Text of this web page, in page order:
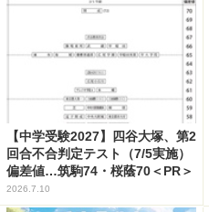
【中学受験2027】四谷大塚、第2
回合不合判定テスト（7/5実施）
偏差値…筑駒74・桜蔭70＜PR＞
2026.7.10